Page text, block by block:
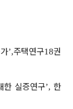
’,주택연구18권
한 실증연구’,한